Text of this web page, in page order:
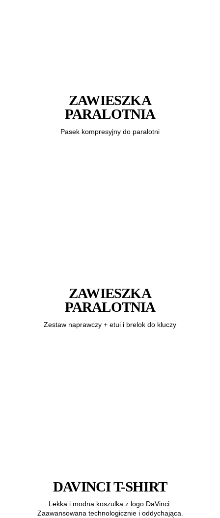
ZAWIESZKA
PARALOTNIA
Pasek kompresyjny do paralotni
ZAWIESZKA
PARALOTNIA
Zestaw naprawczy + etui i brelok do kluczy
DAVINCI T-SHIRT
Lekka i modna koszulka z logo DaVinci.
Zaawansowana technologicznie i oddychająca.